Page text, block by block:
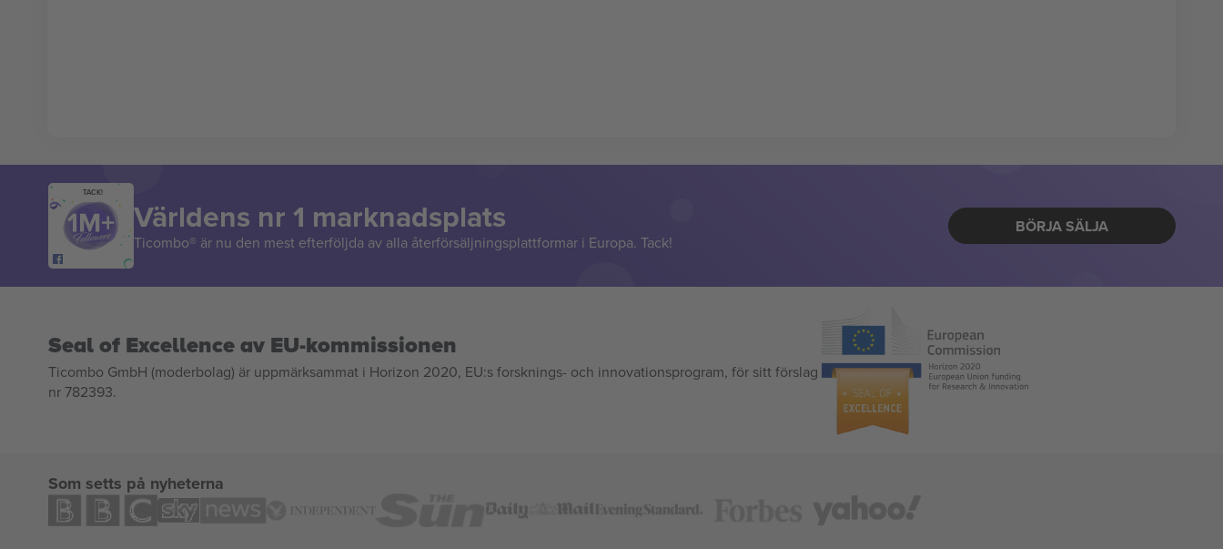
TACK!
Världens nr 1 marknadsplats
Ticombo® är nu den mest efterföljda av alla återförsäljningsplattformar i Europa. Tack!
BÖRJA SÄLJA
Seal of Excellence av EU-kommissionen
Ticombo GmbH (moderbolag) är uppmärksammat i Horizon 2020, EU:s forsknings- och innovationsprogram, för sitt förslag
nr 782393.
Som setts på nyheterna